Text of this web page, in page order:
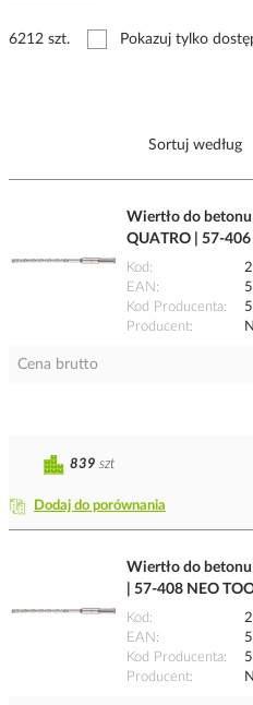
6212 szt. Pokazuj tylko
Sortuj według
Wiertło do betonu
QUATRO | 57-406
Kod
EAN
Kod Producenta
Producent
Cena brutto
Dodaj do porównania
839 szt
Wiertło do betonu
| 57-408 NEO
Kod
EAN
Kod Producenta
Producent